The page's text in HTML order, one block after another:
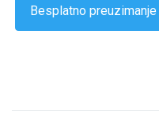
Besplatno preuzimanje